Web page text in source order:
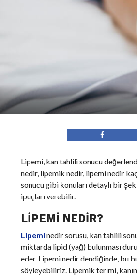
Lipemi, kan tahlili sonucu
nedir, lipemik nedir, lipemi nedir
sonucu gibi konuları detaylı bir
ipuçları verebilir.
LIPEMI NEDIR?
Lipeminedir sorusu, kan tahlili
miktarda lipid (yağ) bulunması
eder. Lipemi nedir dendiğinde, bu
söyleyebiliriz. Lipemik terimi,